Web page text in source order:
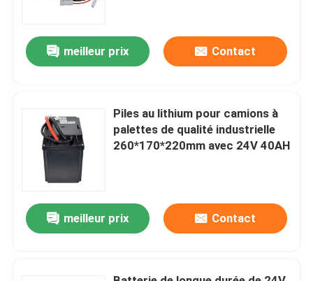
Visite d'usine
Contrôle de qualité
batterie au lithium de chariot élévateur
Lithium électrique Ion Battery de chariot élévateur
Batterie de chariot élévateur au lithium-ion de 48 volts
Batterie de camion de palette
meilleur prix Contact
Piles au lithium pour camions à
palettes de qualité industrielle
260*170*220mm avec 24V 40AH
meilleur prix Contact